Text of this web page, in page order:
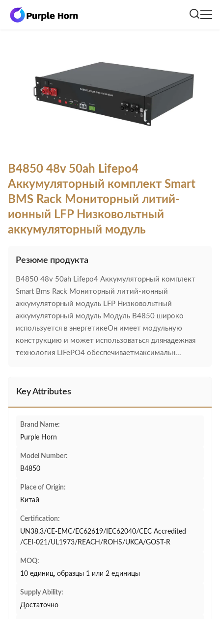
B4850 48v 50ah Lifepo4
Аккумуляторный комплект Smart
BMS Rack Мониторный литий-
ионный LFP Низковольтный
аккумуляторный модуль
Резюме продукта
B4850 48v 50ah Lifepo4 Аккумуляторный комплект
Smart Bms Rack Мониторный литий-ионный
аккумуляторный модуль LFP Низковольтный
аккумуляторный модуль Модуль B4850 широко
используется в энергетикеОн имеет модульную
конструкцию и может использоваться длянадежная
технология LiFePO4 обеспечиваетмаксимальн...
Key Attributes
Brand Name:
Purple Horn
Model Number:
B4850
Place of Origin:
Китай
Certification:
UN38.3/CE-EMC/EC62619/IEC62040/CEC Accredited
/CEI-021/UL1973/REACH/ROHS/UKCA/GOST-R
MOQ:
10 единиц, образцы 1 или 2 единицы
Supply Ability:
Достаточно